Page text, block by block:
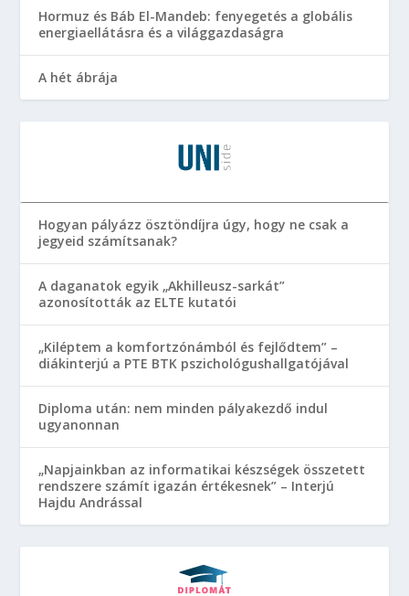
Hormuz és Báb El-Mandeb: fenyegetés a globális
energiaellátásra és a világgazdaságra
A hét ábrája
Hogyan pályázz ösztöndíjra úgy, hogy ne csak a
jegyeid számítsanak?
A daganatok egyik „Akhilleusz-sarkát”
azonosították az ELTE kutatói
„Kiléptem a komfortzónámból és fejlődtem” –
diákinterjú a PTE BTK pszichológushallgatójával
Diploma után: nem minden pályakezdő indul
ugyanonnan
„Napjainkban az informatikai készségek összetett
rendszere számít igazán értékesnek” – Interjú
Hajdu Andrással